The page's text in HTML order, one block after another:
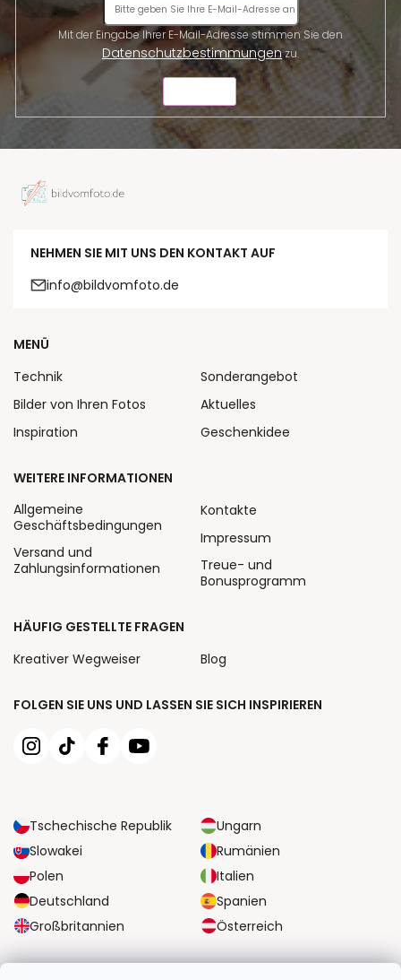
Datenschutzbestimmungenzu.
NEHMEN SIE MIT UNS DEN KONTAKT AUF
info@bildvomfoto.de
FOLGEN SIE UNS UND LASSEN SIE SICH INSPIRIEREN
Tschechische Republik
Ungarn
Slowakei
Rumänien
Polen
Italien
Deutschland
Spanien
Großbritannien
Österreich
MENÜ
Technik
Bilder von Ihren Fotos
Inspiration
Sonderangebot
Aktuelles
Geschenkidee
WEITERE INFORMATIONEN
Allgemeine
Geschäftsbedingungen
Versand und
Zahlungsinformationen
Kontakte
Impressum
Treue- und
Bonusprogramm
HÄUFIG GESTELLTE FRAGEN
Kreativer Wegweiser
Blog